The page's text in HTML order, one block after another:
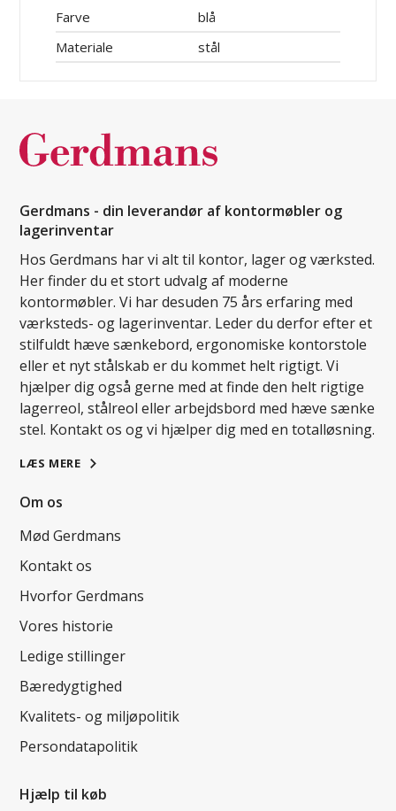
Farve
blå
Materiale
stål
Gerdmans - din leverandør af kontormøbler og
lagerinventar
Hos Gerdmans har vi alt til kontor, lager og værksted.
Her finder du et stort udvalg af moderne
kontormøbler. Vi har desuden 75 års erfaring med
værksteds- og lagerinventar. Leder du derfor efter et
stilfuldt hæve sænkebord, ergonomiske kontorstole
eller et nyt stålskab er du kommet helt rigtigt. Vi
hjælper dig også gerne med at finde den helt rigtige
lagerreol, stålreol eller arbejdsbord med hæve sænke
stel. Kontakt os og vi hjælper dig med en totalløsning.
LÆS MERE
Om os
Mød Gerdmans
Kontakt os
Hvorfor Gerdmans
Vores historie
Ledige stillinger
Bæredygtighed
Kvalitets- og miljøpolitik
Persondatapolitik
Hjælp til køb